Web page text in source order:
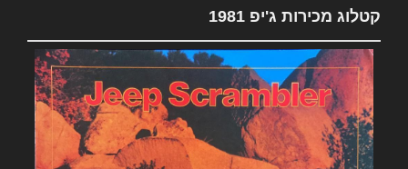
קטלוג מכירות ג'יפ 1981